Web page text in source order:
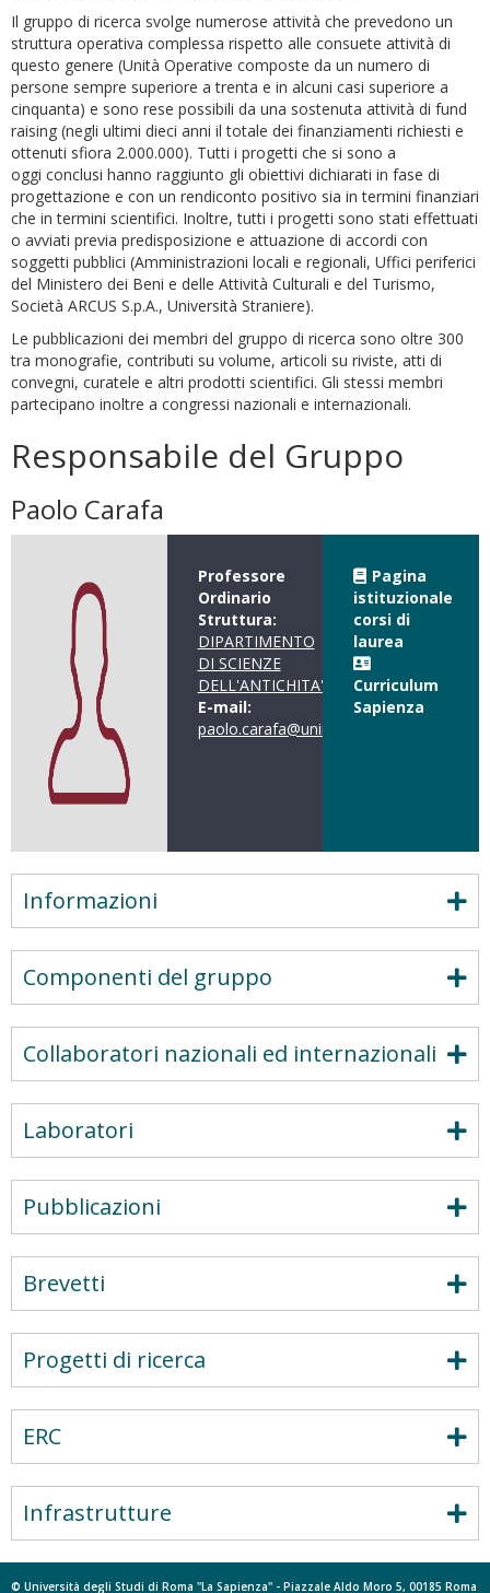
Il gruppo di ricerca svolge numerose attività che prevedono un
struttura operativa complessa rispetto alle consuete attività di
questo genere (Unità Operative composte da un numero di
persone sempre superiore a trenta e in alcuni casi superiore a
cinquanta) e sono rese possibili da una sostenuta attività di fund
raising (negli ultimi dieci anni il totale dei finanziamenti richiesti e
ottenuti sfiora 2.000.000). Tutti i progetti che si sono a
oggi conclusi hanno raggiunto gli obiettivi dichiarati in fase di
progettazione e con un rendiconto positivo sia in termini finanziari
che in termini scientifici. Inoltre, tutti i progetti sono stati effettuati
o avviati previa predisposizione e attuazione di accordi con
soggetti pubblici (Amministrazioni locali e regionali, Uffici periferici
del Ministero dei Beni e delle Attività Culturali e del Turismo,
Società ARCUS S.p.A., Università Straniere).
Le pubblicazioni dei membri del gruppo di ricerca sono oltre 300
tra monografie, contributi su volume, articoli su riviste, atti di
convegni, curatele e altri prodotti scientifici. Gli stessi membri
partecipano inoltre a congressi nazionali e internazionali.
Responsabile del Gruppo
Paolo Carafa
Professore
Ordinario
Struttura:
DIPARTIMENTO
DI SCIENZE
DELL'ANTICHITA'
E-mail:
paolo.carafa@uniroma1.it
Pagina
istituzionale
corsi di
laurea
Curriculum
Sapienza
Informazioni
Componenti del gruppo
Collaboratori nazionali ed internazionali
Laboratori
Pubblicazioni
Brevetti
Progetti di ricerca
ERC
Infrastrutture
© Università degli Studi di Roma "La Sapienza" - Piazzale Aldo Moro 5, 00185 Roma